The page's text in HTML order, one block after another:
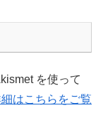
を使って
はこちらをご覧